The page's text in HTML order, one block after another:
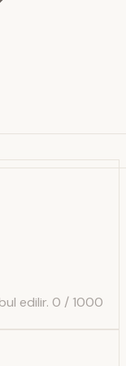
edilir. 0 / 1000